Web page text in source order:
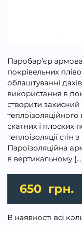
Паробар’єр
покрівельних
облаштуванні
використання в
створити
скатних і плоских
теплоізоляції
Пароізоляційна
в вертикальному
650 грн.
В наявності всі